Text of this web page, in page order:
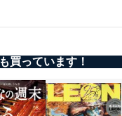
人の同意を得るこ
はその委託を受け
ことに対して協力
の同意を得ること
すおそれがあると
買っています！